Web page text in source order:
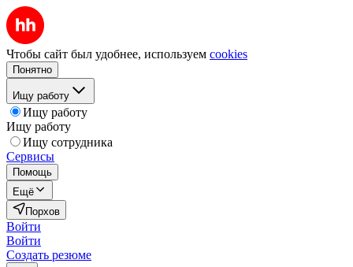
Чтобы сайт был удобнее, используем cookies
Понятно
Ищу работу
Ищу работу
Ищу работу
Ищу сотрудника
Сервисы
Помощь
Ещё
Порхов
Войти
Войти
Создать резюме